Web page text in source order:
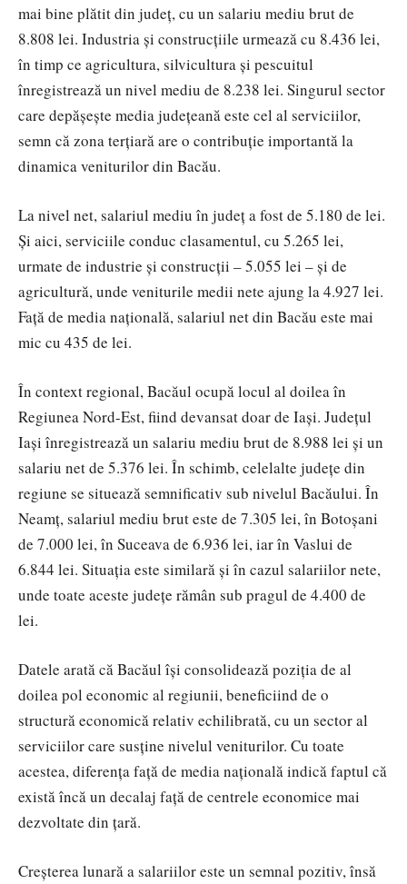
mai bine plătit din județ, cu un salariu mediu brut de
8.808 lei. Industria și construcțiile urmează cu 8.436 lei,
în timp ce agricultura, silvicultura și pescuitul
înregistrează un nivel mediu de 8.238 lei. Singurul sector
care depășește media județeană este cel al serviciilor,
semn că zona terțiară are o contribuție importantă la
dinamica veniturilor din Bacău.
La nivel net, salariul mediu în județ a fost de 5.180 de lei.
Și aici, serviciile conduc clasamentul, cu 5.265 lei,
urmate de industrie și construcții – 5.055 lei – și de
agricultură, unde veniturile medii nete ajung la 4.927 lei.
Față de media națională, salariul net din Bacău este mai
mic cu 435 de lei.
În context regional, Bacăul ocupă locul al doilea în
Regiunea Nord-Est, fiind devansat doar de Iași. Județul
Iași înregistrează un salariu mediu brut de 8.988 lei și un
salariu net de 5.376 lei. În schimb, celelalte județe din
regiune se situează semnificativ sub nivelul Bacăului. În
Neamț, salariul mediu brut este de 7.305 lei, în Botoșani
de 7.000 lei, în Suceava de 6.936 lei, iar în Vaslui de
6.844 lei. Situația este similară și în cazul salariilor nete,
unde toate aceste județe rămân sub pragul de 4.400 de
lei.
Datele arată că Bacăul își consolidează poziția de al
doilea pol economic al regiunii, beneficiind de o
structură economică relativ echilibrată, cu un sector al
serviciilor care susține nivelul veniturilor. Cu toate
acestea, diferența față de media națională indică faptul că
există încă un decalaj față de centrele economice mai
dezvoltate din țară.
Creșterea lunară a salariilor este un semnal pozitiv, însă